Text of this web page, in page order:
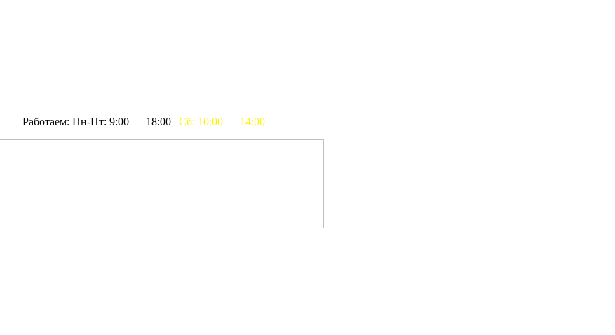
Работаем: Пн-Пт: 9:00 — 18:00 | Сб: 10:00 — 14:00